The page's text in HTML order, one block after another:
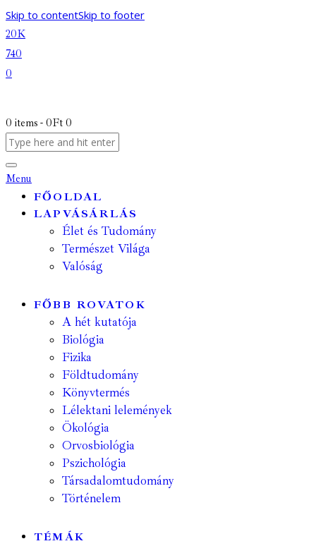
Skip to contentSkip to footer
20K
740
0
0 items - 0Ft 0
Menu
FŐOLDAL
LAPVÁSÁRLÁS
Élet és Tudomány
Természet Világa
Valóság
FŐBB ROVATOK
A hét kutatója
Biológia
Fizika
Földtudomány
Könyvtermés
Lélektani lelemények
Ökológia
Orvosbiológia
Pszichológia
Társadalomtudomány
Történelem
TÉMÁK